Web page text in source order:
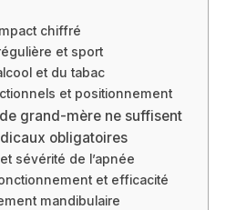
chiffré
et sport
et du tabac
et positionnement
grand-mère ne suffisent
obligatoires
sévérité de l’apnée
et efficacité
mandibulaire